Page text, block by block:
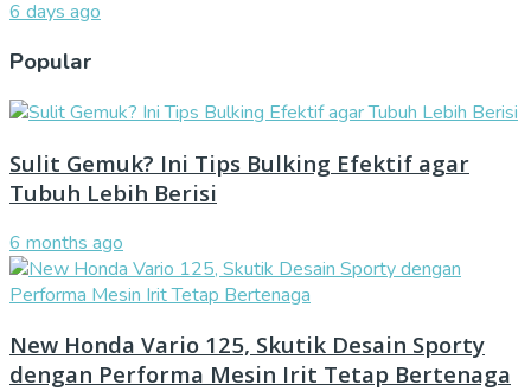
6 days ago
Popular
Sulit Gemuk? Ini Tips Bulking Efektif agar
Tubuh Lebih Berisi
6 months ago
New Honda Vario 125, Skutik Desain Sporty
dengan Performa Mesin Irit Tetap Bertenaga